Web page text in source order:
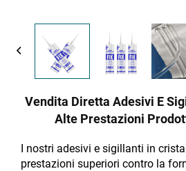
Vendita Diretta Adesivi E
Alte Prestazioni
I nostri adesivi e sigillanti in
prestazioni superiori contro la